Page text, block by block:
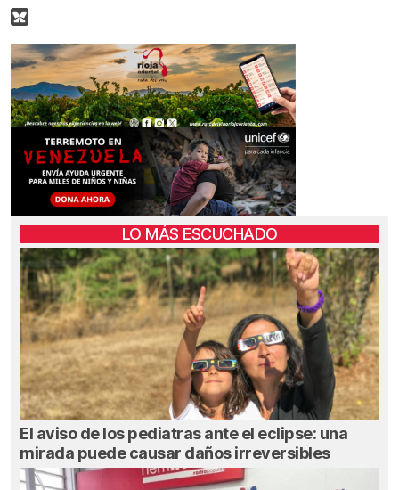
LO MÁS ESCUCHADO
El aviso de los pediatras ante el eclipse: una
mirada puede causar daños irreversibles